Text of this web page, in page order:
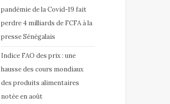
pandémie de la Covid-19 fait
perdre 4 milliards de FCFA à la
presse Sénégalais
Indice FAO des prix : une
hausse des cours mondiaux
des produits alimentaires
notée en août